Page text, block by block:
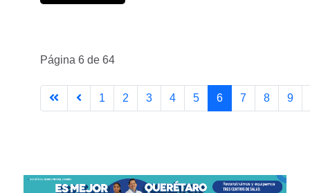
Página 6 de 64
1 2 3 4 5 6 7 8 9